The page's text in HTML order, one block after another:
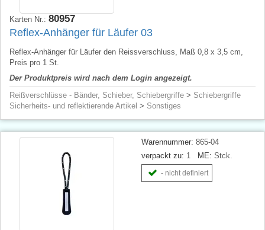
Karten Nr.: 80957
Reflex-Anhänger für Läufer 03
Reflex-Anhänger für Läufer den Reissverschluss, Maß 0,8 x 3,5 cm,
Preis pro 1 St.
Der Produktpreis wird nach dem Login angezeigt.
Reißverschlüsse - Bänder, Schieber, Schiebergriffe > Schiebergriffe
Sicherheits- und reflektierende Artikel > Sonstiges
Warennummer: 865-04
verpackt zu: 1 ME: Stck.
- nicht definiert